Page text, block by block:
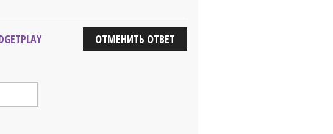
ОТМЕНИТЬ ОТВЕТ